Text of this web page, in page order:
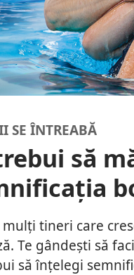
SE ÎNTREABĂ
să
mulți tineri care
Te gândești să
să înțelegi